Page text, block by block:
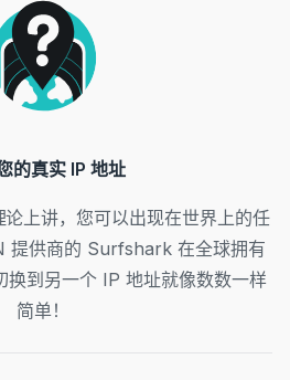
的真实 IP 地址
上讲，您可以出现在世界上的任
提供商的 Surfshark 在全球拥有
到另一个 IP 地址就像数数一样
简单！